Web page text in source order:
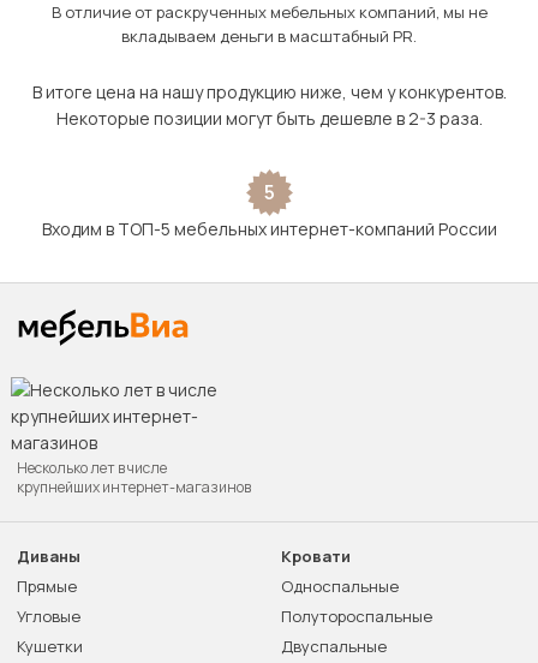
В отличие от раскрученных мебельных компаний, мы не
вкладываем деньги в масштабный PR.
В итоге цена на нашу продукцию ниже, чем у конкурентов.
Некоторые позиции могут быть дешевле в 2-3 раза.
5
Входим в ТОП-5 мебельных интернет-компаний России
Несколько лет в числе
крупнейших интернет-магазинов
Диваны
Прямые
Угловые
Кушетки
Кровати
Односпальные
Полутороспальные
Двуспальные